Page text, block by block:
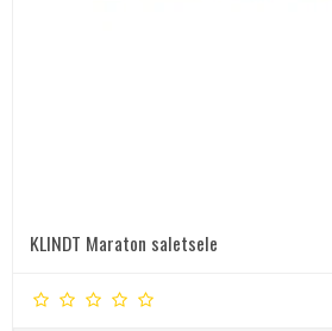
KLINDT Maraton saletsele